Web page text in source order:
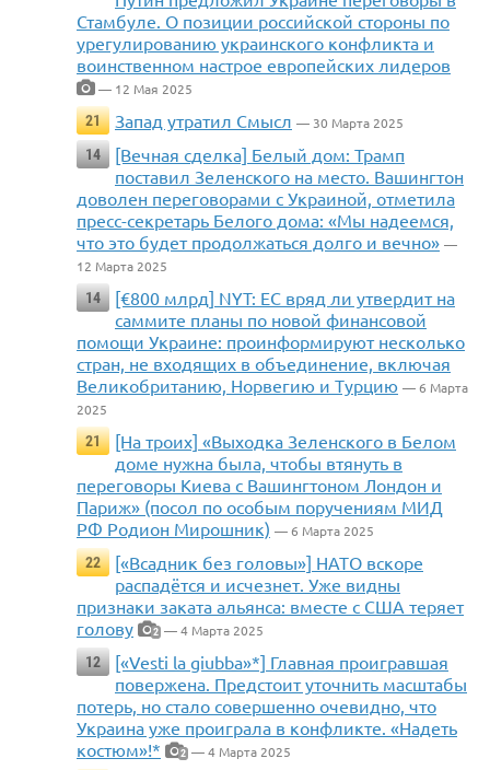
Стамбуле. О позиции российской стороны по
урегулированию украинского конфликта и
воинственном настрое европейских лидеров
— 12 Мая 2025
21
Запад утратил Смысл — 30 Марта 2025
14
[Вечная сделка] Белый дом: Трамп
поставил Зеленского на место. Вашингтон
доволен переговорами с Украиной, отметила
пресс-секретарь Белого дома: «Мы надеемся,
что это будет продолжаться долго и вечно» —
12 Марта 2025
14
[€800 млрд] NYT: ЕС вряд ли утвердит на
саммите планы по новой финансовой
помощи Украине: проинформируют несколько
стран, не входящих в объединение, включая
Великобританию, Норвегию и Турцию — 6 Марта
2025
21
[На троих] «Выходка Зеленского в Белом
доме нужна была, чтобы втянуть в
переговоры Киева с Вашингтоном Лондон и
Париж» (посол по особым поручениям МИД
РФ Родион Мирошник) — 6 Марта 2025
22
[«Всадник без головы»] НАТО вскоре
распадётся и исчезнет. Уже видны
признаки заката альянса: вместе с США теряет
голову
2 — 4 Марта 2025
12
[«Vesti la giubba»*] Главная проигравшая
повержена. Предстоит уточнить масштабы
потерь, но стало совершенно очевидно, что
Украина уже проиграла в конфликте. «Надеть
костюм»!*
2 — 4 Марта 2025